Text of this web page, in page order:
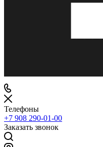
Телефоны
+7 908 290-01-00
Заказать звонок